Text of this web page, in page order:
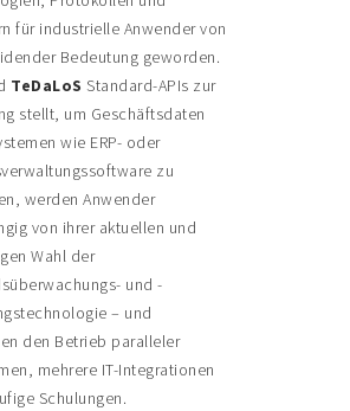
für industrielle Anwender von
Bedeutung geworden.
TeDaLoSStandard-APIs zur
stellt, um Geschäftsdaten
wie ERP- oder
zu
werden Anwender
von ihrer aktuellen und
Wahl der
und -
– und
den Betrieb paralleler
mehrere IT-Integrationen
Schulungen.